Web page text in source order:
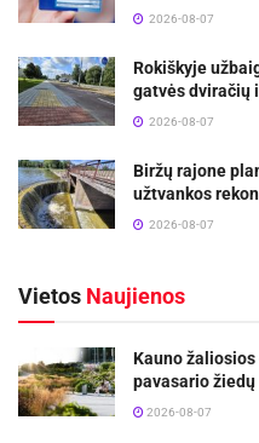
2026-08-07
Rokiškyje
gatvės dviračių
2026-08-07
Biržų rajone
užtvankos
2026-08-07
Vietos Naujienos
Kauno
pavasario
2026-08-07